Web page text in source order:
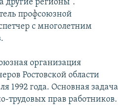
другие регионы".
профсоюзной
с многолетним
организация
Ростовской области
1992 года. Основная задача
трудовых прав работников.